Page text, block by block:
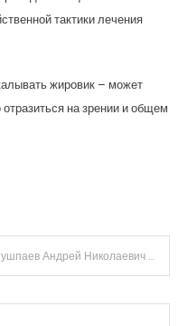
тактики лечения
жировик – может
отразиться на зрении и общем
Лушпаев Андрей Николаевич — выдающийся ученый из Воронежа — биография, достижения, научные открытия